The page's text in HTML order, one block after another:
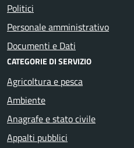
Politici
Personale amministrativo
Documenti e Dati
CATEGORIE DI SERVIZIO
Agricoltura e pesca
Ambiente
Anagrafe e stato civile
Appalti pubblici